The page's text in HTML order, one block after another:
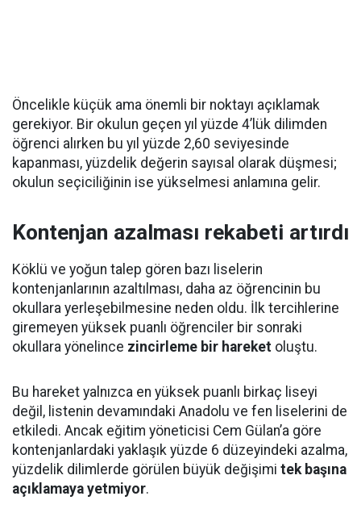
Öncelikle küçük ama önemli bir noktayı açıklamak
gerekiyor. Bir okulun geçen yıl yüzde 4’lük dilimden
öğrenci alırken bu yıl yüzde 2,60 seviyesinde
kapanması, yüzdelik değerin sayısal olarak düşmesi;
okulun seçiciliğinin ise yükselmesi anlamına gelir.
Kontenjan azalması rekabeti artırdı
Köklü ve yoğun talep gören bazı liselerin
kontenjanlarının azaltılması, daha az öğrencinin bu
okullara yerleşebilmesine neden oldu. İlk tercihlerine
giremeyen yüksek puanlı öğrenciler bir sonraki
okullara yönelince zincirleme bir hareket oluştu.
Bu hareket yalnızca en yüksek puanlı birkaç liseyi
değil, listenin devamındaki Anadolu ve fen liselerini de
etkiledi. Ancak eğitim yöneticisi Cem Gülan’a göre
kontenjanlardaki yaklaşık yüzde 6 düzeyindeki azalma,
yüzdelik dilimlerde görülen büyük değişimi tek başına
açıklamaya yetmiyor.